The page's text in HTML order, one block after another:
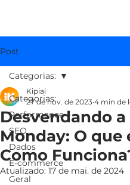
Post
Categorias:
Performance
SEO
Dados
E-commerce
Geral
Categorias:
Desvendando a
Monday: O que
Como
Kipiai
27 de nov. de 2023 4 min de
Atualizado: 17 de mai. de 2024